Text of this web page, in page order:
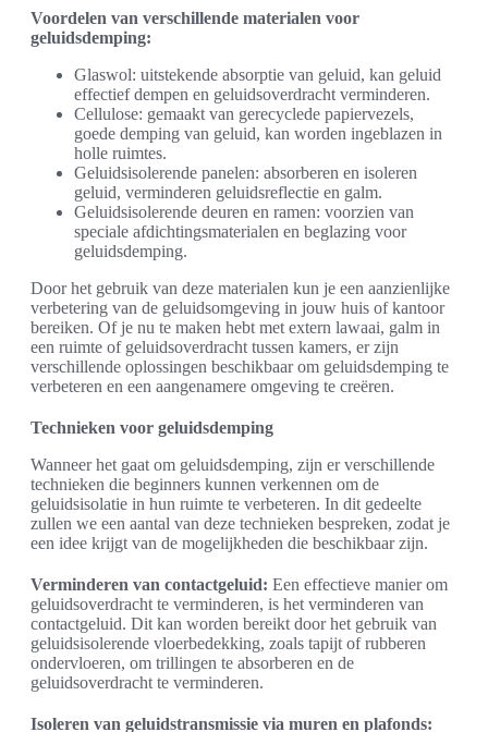
Voordelen van verschillende materialen voor
geluidsdemping:
Glaswol: uitstekende absorptie van geluid, kan geluid
effectief dempen en geluidsoverdracht verminderen.
Cellulose: gemaakt van gerecyclede papiervezels,
goede demping van geluid, kan worden ingeblazen in
holle ruimtes.
Geluidsisolerende panelen: absorberen en isoleren
geluid, verminderen geluidsreflectie en galm.
Geluidsisolerende deuren en ramen: voorzien van
speciale afdichtingsmaterialen en beglazing voor
geluidsdemping.
Door het gebruik van deze materialen kun je een aanzienlijke
verbetering van de geluidsomgeving in jouw huis of kantoor
bereiken. Of je nu te maken hebt met extern lawaai, galm in
een ruimte of geluidsoverdracht tussen kamers, er zijn
verschillende oplossingen beschikbaar om geluidsdemping te
verbeteren en een aangenamere omgeving te creëren.
Technieken voor geluidsdemping
Wanneer het gaat om geluidsdemping, zijn er verschillende
technieken die beginners kunnen verkennen om de
geluidsisolatie in hun ruimte te verbeteren. In dit gedeelte
zullen we een aantal van deze technieken bespreken, zodat je
een idee krijgt van de mogelijkheden die beschikbaar zijn.
Verminderen van contactgeluid: Een effectieve manier om
geluidsoverdracht te verminderen, is het verminderen van
contactgeluid. Dit kan worden bereikt door het gebruik van
geluidsisolerende vloerbedekking, zoals tapijt of rubberen
ondervloeren, om trillingen te absorberen en de
geluidsoverdracht te verminderen.
Isoleren van geluidstransmissie via muren en plafonds: